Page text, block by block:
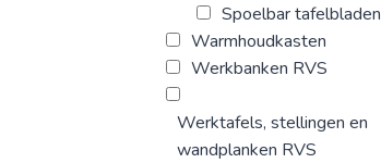
Spoelbar tafelbladen
Warmhoudkasten
Werkbanken RVS
Werktafels, stellingen en
wandplanken RVS